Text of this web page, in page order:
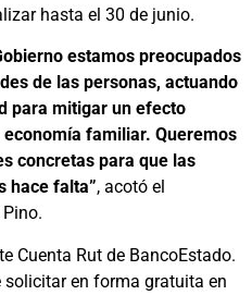
hasta el 30 de junio.
estamos preocupados
de las personas, actuando
para mitigar un efecto
familiar. Queremos
concretas para que las
hace falta”, acotó el
Cuenta Rut de BancoEstado.
solicitar en forma gratuita en